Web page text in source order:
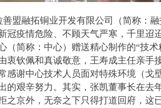
盟融拓铜业开发有限公司（简称：
冠疫情危险、不顾天气严寒，千里迢
（简称：中心）赠送精心制作的“技
衷钦佩和真诚敬意，王寿成主任亲手
感谢中心技术人员面对特殊环境（戈
的艰辛努力。其实，张凯董事长在去
之京外，无奈之下只得打道回府，这